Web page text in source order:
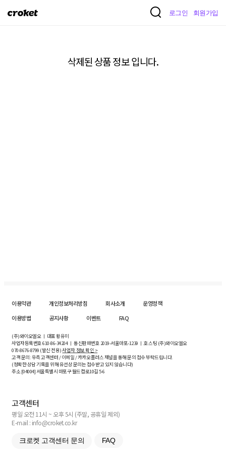
크
로그인 회원가입
삭제된 상품 정보 입니다.
이용약관 개인정보처리방침 회사소개
운영정책
이용방법
공지사항 이벤트 FAQ
(주)와이오엘오 ㅣ 대표 황유미
사업자등록번호610-86-34204ㅣ 통신판매번호 2019-서울마포-1239 ㅣ 호스팅 (주)와이오엘오
070-8676-8799 (발신 전용)사업자 정보 확인 >
고객 문의: 우측 고객센터 / 이메일 / 카카오플러스 채널을 통해 문의 접수 부탁드립니다.
(정확한 상담 기록을 위해 유선상 문의는 접수받고 있지 않습니다)
주소 [04004] 서울특별시 마포구 월드컵로10길5-6
고객센터
평일 오전 11시 ~ 오후 5시 (주말, 공휴일 제외)
E-mail : info@croket.co.kr
크로켓 고객센터 문의 FAQ